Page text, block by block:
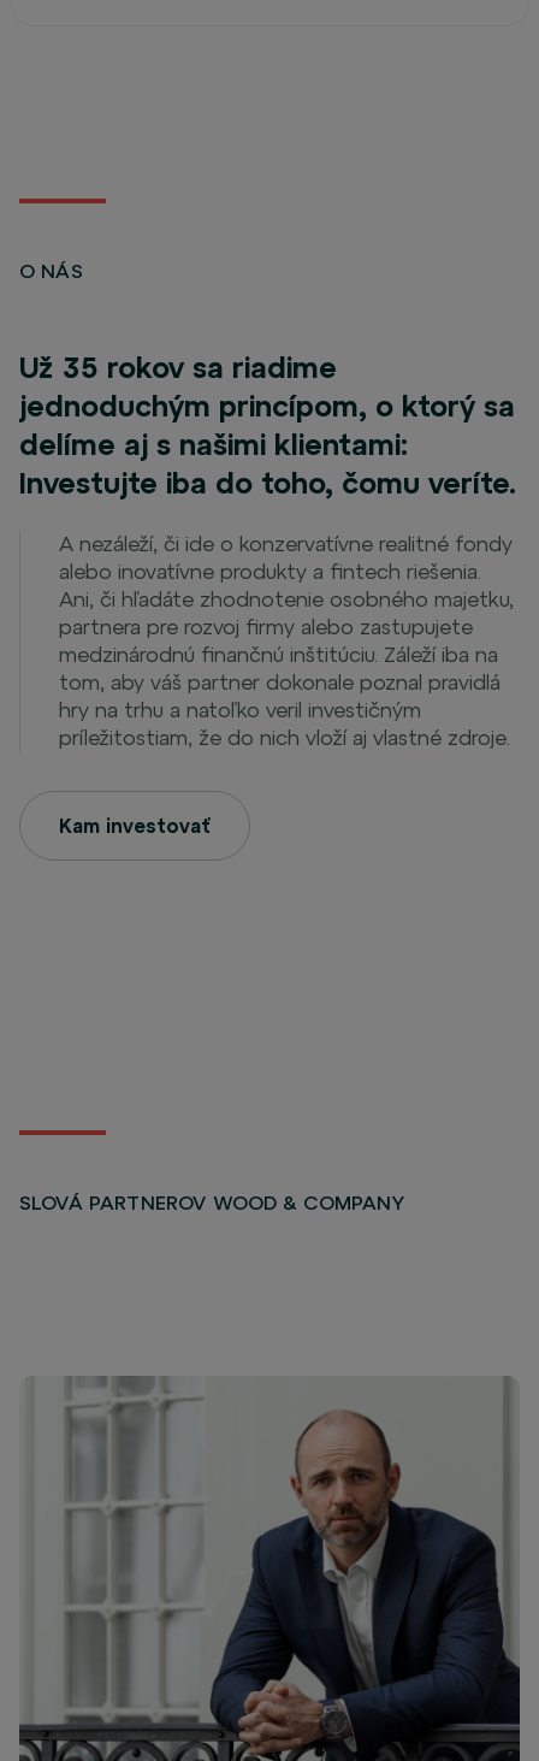
O NÁS
Už 35 rokov sa riadime
jednoduchým princípom, o ktorý sa
delíme aj s našimi klientami:
Investujte iba do toho, čomu veríte.
A nezáleží, či ide o konzervatívne realitné fondy
alebo inovatívne produkty a fintech riešenia.
Ani, či hľadáte zhodnotenie osobného majetku,
partnera pre rozvoj firmy alebo zastupujete
medzinárodnú finančnú inštitúciu. Záleží iba na
tom, aby váš partner dokonale poznal pravidlá
hry na trhu a natoľko veril investičným
príležitostiam, že do nich vloží aj vlastné zdroje.
Kam investovať
SLOVÁ PARTNEROV WOOD & COMPANY